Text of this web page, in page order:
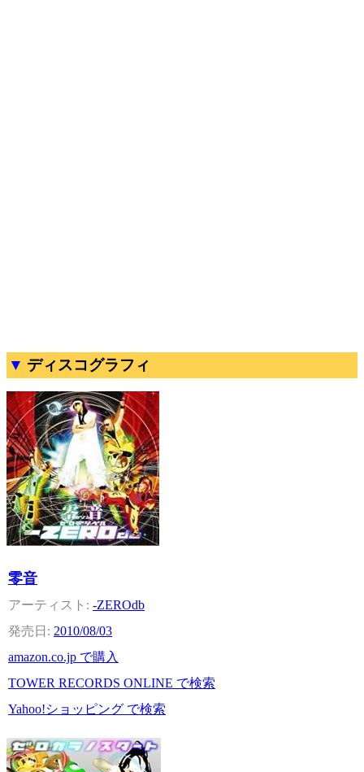
ディスコグラフィ
零音
-ZEROdb
2010/08/03
amazon.co.jp で購入
TOWER RECORDS ONLINE で検索
Yahoo!ショッピング で検索